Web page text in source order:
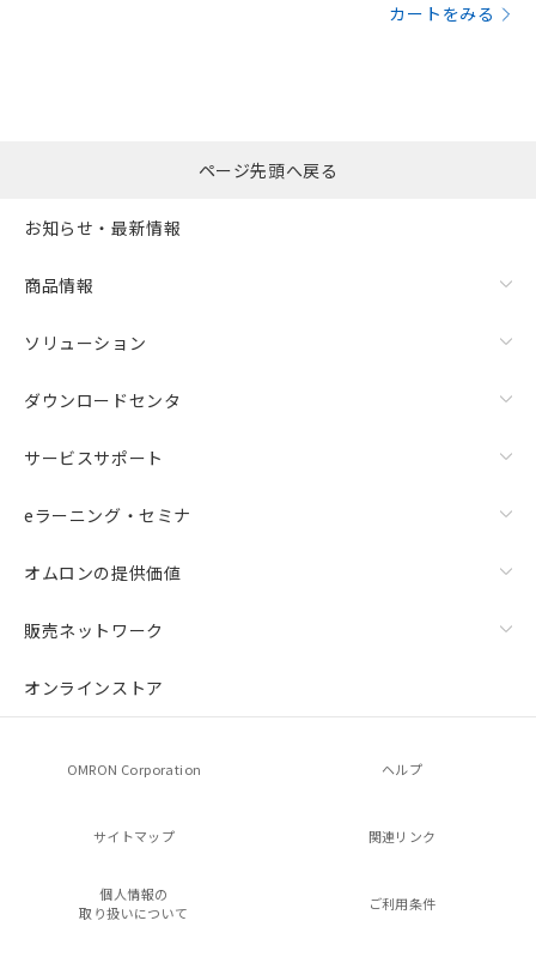
漏れ電流特性
カートをみる
ページ先頭へ戻る
お知らせ・最新情報
商品情報
ソリューション
ダウンロードセンタ
サービスサポート
eラーニング・セミナ
オムロンの提供価値
販売ネットワーク
オンラインストア
OMRON Corporation ヘルプ
サイトマップ 関連リンク
個人情報の
取り扱いについて
ご利用条件